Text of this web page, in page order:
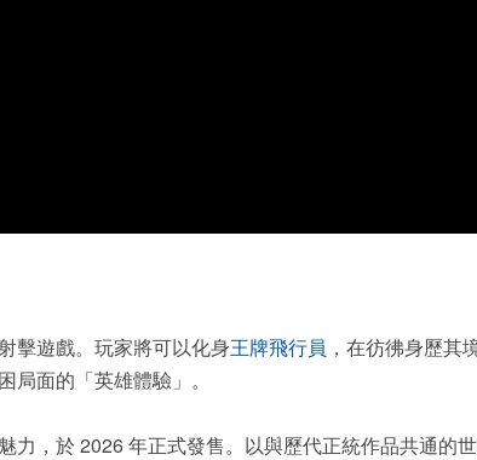
擊遊戲。玩家將可以化身王牌飛行員 ，在彷彿身歷其
面的「英雄體驗」。
於 2026 年正式發售。以與歷代正統作品共通的世